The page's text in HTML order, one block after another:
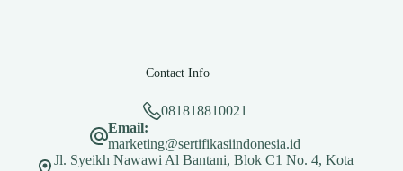
Contact Info
081818810021
Email:
marketing@sertifikasiindonesia.id
Jl. Syeikh Nawawi Al Bantani, Blok C1 No. 4, Kota